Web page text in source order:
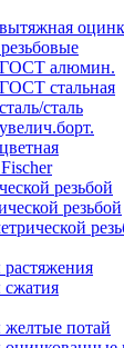
ГОСТ алюмин.
стальная
сталь
резьбой
резьбой
потай